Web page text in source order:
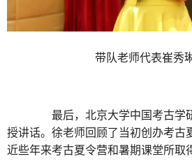
带队老师代表崔秀
最后，北京大学中国考古学
授讲话。徐老师回顾了当初创办考古
近些年来考古夏令营和暑期课堂所取